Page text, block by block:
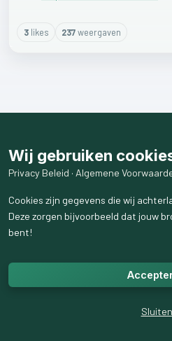
3likes 237weergaven
Wij gebruiken
Privacy Beleid · Algemene
Cookies zijn gegevens die wij
Deze zorgen bijvoorbeeld dat jouw
bent!
Sluiten